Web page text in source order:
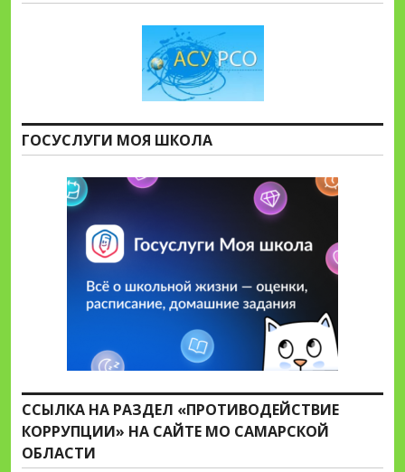
ГОСУСЛУГИ МОЯ ШКОЛА
ССЫЛКА НА РАЗДЕЛ «ПРОТИВОДЕЙСТВИЕ
КОРРУПЦИИ» НА САЙТЕ МО САМАРСКОЙ
ОБЛАСТИ